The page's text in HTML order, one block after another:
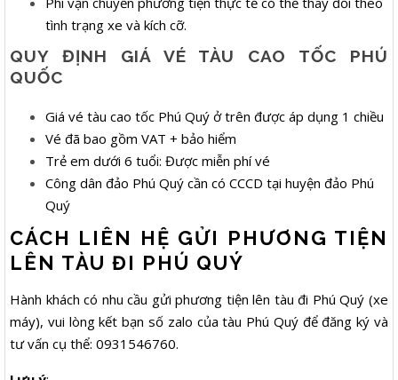
tình trạng xe và kích cỡ.
QUY ĐỊNH GIÁ VÉ TÀU CAO TỐC PHÚ
QUỐC
Giá vé tàu cao tốc Phú Quý ở trên được áp dụng 1 chiều
Vé đã bao gồm VAT + bảo hiểm
Trẻ em dưới 6 tuổi: Được miễn phí vé
Công dân đảo Phú Quý cần có CCCD tại huyện đảo Phú
Quý
CÁCH LIÊN HỆ GỬI PHƯƠNG TIỆN
LÊN TÀU ĐI PHÚ QUÝ
Hành khách có nhu cầu gửi phương tiện lên tàu đi Phú Quý (xe
máy), vui lòng kết bạn số zalo của tàu Phú Quý để đăng ký và
tư vấn cụ thể: 0931546760.